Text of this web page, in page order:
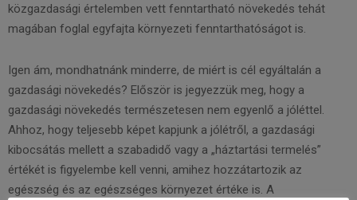
közgazdasági értelemben vett fenntartható növekedés tehát
magában foglal egyfajta környezeti fenntarthatóságot is.
Igen ám, mondhatnánk minderre, de miért is cél egyáltalán a
gazdasági növekedés? Először is jegyezzük meg, hogy a
gazdasági növekedés természetesen nem egyenlő a jóléttel.
Ahhoz, hogy teljesebb képet kapjunk a jólétről, a gazdasági
kibocsátás mellett a szabadidő vagy a „háztartási termelés”
értékét is figyelembe kell venni, amihez hozzátartozik az
egészség és az egészséges környezet értéke is. A